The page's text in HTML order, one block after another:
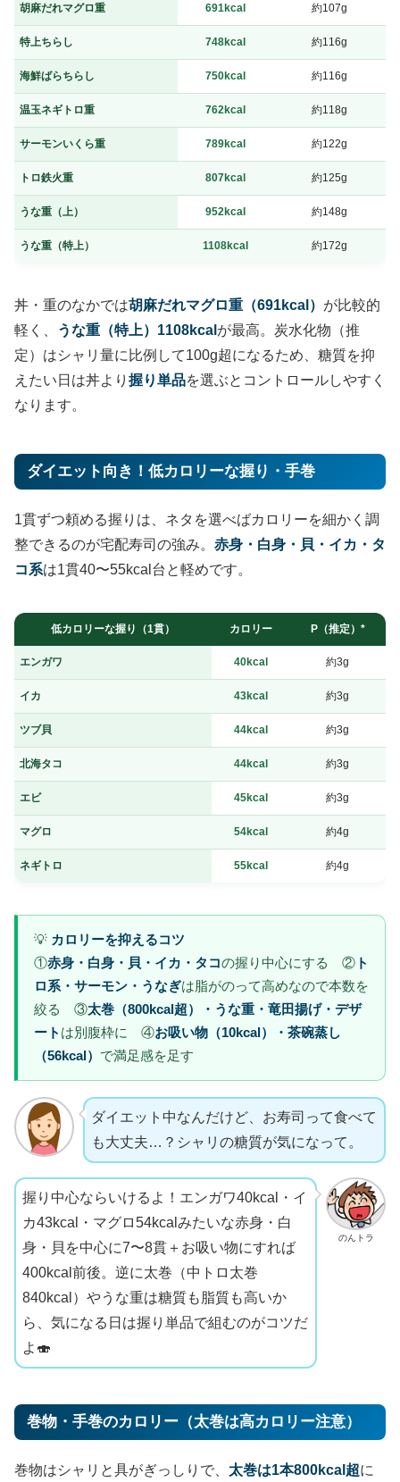
胡麻だれマグロ重 691kcal 約107g
特上ちらし 748kcal 約116g
海鮮ばらちらし 750kcal 約116g
温玉ネギトロ重 762kcal 約118g
サーモンいくら重 789kcal 約122g
トロ鉄火重 807kcal 約125g
うな重（上） 952kcal 約148g
うな重（特上） 1108kcal 約172g
丼・重のなかでは胡麻だれマグロ重（691kcal） が比較的
軽く、
うな重（特上）1108kcal が最高。炭水化物（推
定）はシャリ量に比例して100g超になるため、糖質を抑
えたい日は丼より 握り単品を選ぶとコントロールしやすく
なります。
ダイエット向き！低カロリーな握り・手巻
1貫ずつ頼める握りは、ネタを選べばカロリーを細かく調
整できるのが宅配寿司の強み。 赤身・白身・貝・イカ・タ
コ系は1貫40〜55kcal台と軽めです。
低カロリーな握り（1貫） カロリー P（推定）*
エンガワ 40kcal 約3g
イカ 43kcal 約3g
ツブ貝 44kcal 約3g
北海タコ 44kcal 約3g
エビ 45kcal 約3g
マグロ 54kcal 約4g
ネギトロ 55kcal 約4g
💡 カロリーを抑えるコツ
①赤身・白身・貝・イカ・タコの握り中心にする ② ト
ロ系・サーモン・うなぎは脂がのって高めなので本数を
絞る ③太巻（800kcal超）・うな重・竜田揚げ・デザ
ート は別腹枠に ④お吸い物（10kcal）・茶碗蒸し
（56kcal） で満足感を足す
ダイエット中なんだけど、お寿司って食べて
も大丈夫…？シャリの糖質が気になって。
のんトラ
握り中心ならいけるよ！エンガワ40kcal・イ
カ43kcal・マグロ54kcalみたいな赤身・白
身・貝を中心に7〜8貫＋お吸い物にすれば
400kcal前後。逆に太巻（中トロ太巻
840kcal）やうな重は糖質も脂質も高いか
ら、気になる日は握り単品で組むのがコツだ
よ🍣
巻物・手巻のカロリー（太巻は高カロリー注意）
巻物はシャリと具がぎっしりで、 太巻は1本800kcal超に